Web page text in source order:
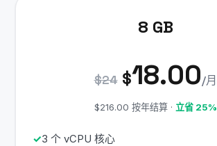
8 GB
$24 $18.00/月
$216.00 按年结算 · 立省 25%
3 个 vCPU 核心